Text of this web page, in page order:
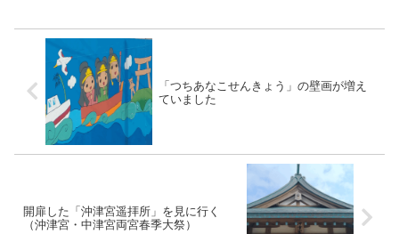
「つちあなこせんきょう」の壁画が増え
ていました
開扉した「沖津宮遥拝所」を見に行く
（沖津宮・中津宮両宮春季大祭）